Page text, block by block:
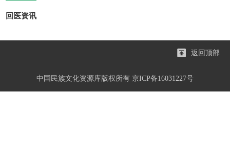
回医资讯
返回顶部
中国民族文化资源库版权所有 京ICP备16031227号